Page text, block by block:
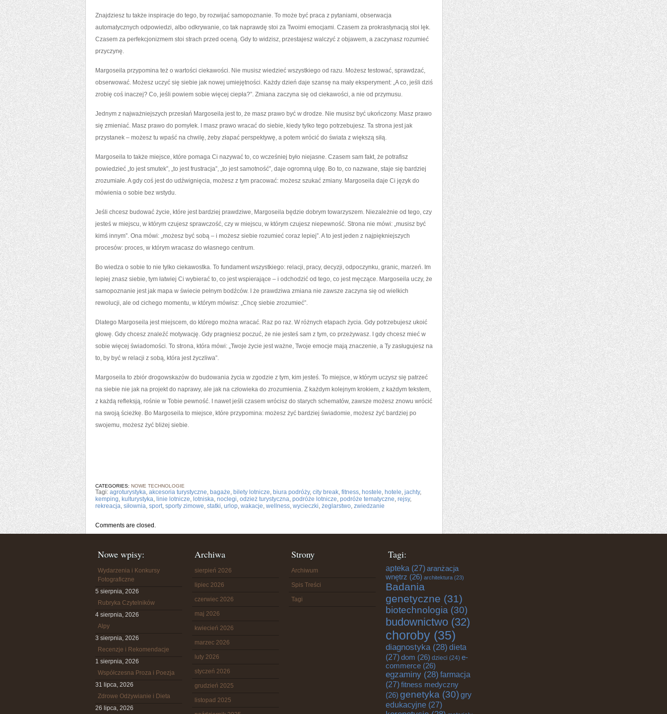
Znajdziesz tu także inspiracje do tego, by rozwijać samopoznanie. To może być praca z pytaniami, obserwacja
automatycznych odpowiedzi, albo odkrywanie, co tak naprawdę stoi za Twoimi emocjami. Czasem za prokrastynacją stoi lęk.
Czasem za perfekcjonizmem stoi strach przed oceną. Gdy to widzisz, przestajesz walczyć z objawem, a zaczynasz rozumieć
przyczynę.
Margoseila przypomina też o wartości ciekawości. Nie musisz wiedzieć wszystkiego od razu. Możesz testować, sprawdzać,
obserwować. Możesz uczyć się siebie jak nowej umiejętności. Każdy dzień daje szansę na mały eksperyment: „A co, jeśli dziś
zrobię coś inaczej? Co, jeśli powiem sobie więcej ciepła?”. Zmiana zaczyna się od ciekawości, a nie od przymusu.
Jednym z najważniejszych przesłań Margoseila jest to, że masz prawo być w drodze. Nie musisz być ukończony. Masz prawo
się zmieniać. Masz prawo do pomyłek. I masz prawo wracać do siebie, kiedy tylko tego potrzebujesz. Ta strona jest jak
przystanek – możesz tu wpaść na chwilę, żeby złapać perspektywę, a potem wrócić do świata z większą siłą.
Margoseila to także miejsce, które pomaga Ci nazywać to, co wcześniej było niejasne. Czasem sam fakt, że potrafisz
powiedzieć „to jest smutek”, „to jest frustracja”, „to jest samotność”, daje ogromną ulgę. Bo to, co nazwane, staje się bardziej
zrozumiałe. A gdy coś jest do udźwignięcia, możesz z tym pracować: możesz szukać zmiany. Margoseila daje Ci język do
mówienia o sobie bez wstydu.
Jeśli chcesz budować życie, które jest bardziej prawdziwe, Margoseila będzie dobrym towarzyszem. Niezależnie od tego, czy
jesteś w miejscu, w którym czujesz sprawczość, czy w miejscu, w którym czujesz niepewność. Strona nie mówi: „musisz być
kimś innym”. Ona mówi: „możesz być sobą – i możesz siebie rozumieć coraz lepiej”. A to jest jeden z najpiękniejszych
procesów: proces, w którym wracasz do własnego centrum.
Bo wiedza o sobie to nie tylko ciekawostka. To fundament wszystkiego: relacji, pracy, decyzji, odpoczynku, granic, marzeń. Im
lepiej znasz siebie, tym łatwiej Ci wybierać to, co jest wspierające – i odchodzić od tego, co jest męczące. Margoseila uczy, że
samopoznanie jest jak mapa w świecie pełnym bodźców. I że prawdziwa zmiana nie zawsze zaczyna się od wielkich
rewolucji, ale od cichego momentu, w którym mówisz: „Chcę siebie zrozumieć”.
Dlatego Margoseila jest miejscem, do którego można wracać. Raz po raz. W różnych etapach życia. Gdy potrzebujesz ukoić
głowę. Gdy chcesz znaleźć motywację. Gdy pragniesz poczuć, że nie jesteś sam z tym, co przeżywasz. I gdy chcesz mieć w
sobie więcej świadomości. To strona, która mówi: „Twoje życie jest ważne, Twoje emocje mają znaczenie, a Ty zasługujesz na
to, by być w relacji z sobą, która jest życzliwa”.
Margoseila to zbiór drogowskazów do budowania życia w zgodzie z tym, kim jesteś. To miejsce, w którym uczysz się patrzeć
na siebie nie jak na projekt do naprawy, ale jak na człowieka do zrozumienia. Z każdym kolejnym krokiem, z każdym tekstem,
z każdą refleksją, rośnie w Tobie pewność. I nawet jeśli czasem wrócisz do starych schematów, zawsze możesz znowu wrócić
na swoją ścieżkę. Bo Margoseila to miejsce, które przypomina: możesz żyć bardziej świadomie, możesz żyć bardziej po
swojemu, możesz żyć bliżej siebie.
CATEGORIES: NOWE TECHNOLOGIE
Tagi: agroturystyka, akcesoria turystyczne, bagaże, bilety lotnicze, biura podróży, city break, fitness, hostele, hotele, jachty,
kemping, kulturystyka, linie lotnicze, lotniska, noclegi, odzież turystyczna, podróże lotnicze, podróże tematyczne, rejsy,
rekreacja, siłownia, sport, sporty zimowe, statki, urlop, wakacje, wellness, wycieczki, żeglarstwo, zwiedzanie
Comments are closed.
Nowe wpisy:
Wydarzenia i Konkursy
Fotograficzne
5 sierpnia, 2026
Rubryka Czytelników
4 sierpnia, 2026
Alpy
3 sierpnia, 2026
Recenzje i Rekomendacje
1 sierpnia, 2026
Współczesna Proza i Poezja
31 lipca, 2026
Zdrowe Odżywianie i Dieta
26 lipca, 2026
Archiwa
sierpień 2026
lipiec 2026
czerwiec 2026
maj 2026
kwiecień 2026
marzec 2026
luty 2026
styczeń 2026
grudzień 2025
listopad 2025
Strony
Archiwum
Spis Treści
Tagi
Tagi:
apteka (27)aranżacja
wnętrz (26) architektura (23)
Badania
genetyczne (31)
biotechnologia (30)
budownictwo (32)
choroby (35)
diagnostyka(28) dieta
(27)dom (26) dzieci (24) e-
commerce (26)
egzaminy (28) farmacja
(27)fitness medyczny
(26) genetyka (30) gry
edukacyjne (27)